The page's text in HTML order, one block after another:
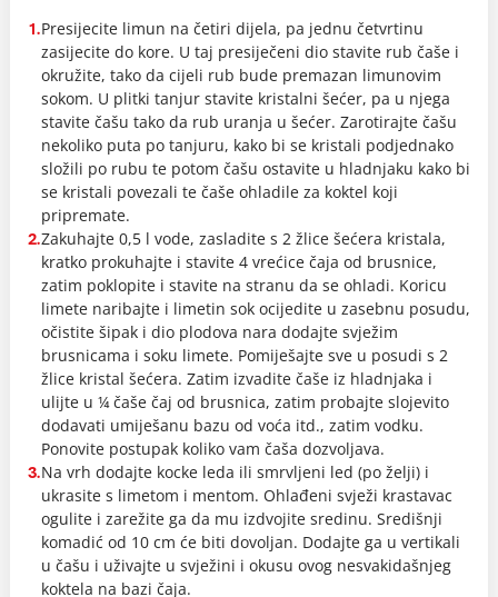
1.Presijecite limun na četiri dijela, pa jednu četvrtinu
zasijecite do kore. U taj presiječeni dio stavite rub čaše i
okružite, tako da cijeli rub bude premazan limunovim
sokom. U plitki tanjur stavite kristalni šećer, pa u njega
stavite čašu tako da rub uranja u šećer. Zarotirajte čašu
nekoliko puta po tanjuru, kako bi se kristali podjednako
složili po rubu te potom čašu ostavite u hladnjaku kako bi
se kristali povezali te čaše ohladile za koktel koji
pripremate.
2.Zakuhajte 0,5 l vode, zasladite s 2 žlice šećera kristala,
kratko prokuhajte i stavite 4 vrećice čaja od brusnice,
zatim poklopite i stavite na stranu da se ohladi. Koricu
limete naribajte i limetin sok ocijedite u zasebnu posudu,
očistite šipak i dio plodova nara dodajte svježim
brusnicama i soku limete. Pomiješajte sve u posudi s 2
žlice kristal šećera. Zatim izvadite čaše iz hladnjaka i
ulijte u ¼ čaše čaj od brusnica, zatim probajte slojevito
dodavati umiješanu bazu od voća itd., zatim vodku.
Ponovite postupak koliko vam čaša dozvoljava.
3.Na vrh dodajte kocke leda ili smrvljeni led (po želji) i
ukrasite s limetom i mentom. Ohlađeni svježi krastavac
ogulite i zarežite ga da mu izdvojite sredinu. Središnji
komadić od 10 cm će biti dovoljan. Dodajte ga u vertikali
u čašu i uživajte u svježini i okusu ovog nesvakidašnjeg
koktela na bazi čaja.